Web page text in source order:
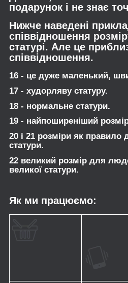
подарунок і не знає
Нижче наведені
співвідношення
статурі. Але це
співвідношення.
16 - це дуже маленький,
17 - худорляву статуру.
18 - нормальне статури.
19 - найпоширеніший
20 і 21 розміри як правило
статури.
22 великий розмір для
великої статури.
Як ми працюємо: